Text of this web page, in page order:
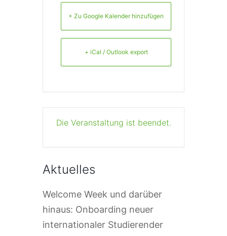
+ Zu Google Kalender hinzufügen
+ iCal / Outlook export
Die Veranstaltung ist beendet.
Aktuelles
Welcome Week und darüber
hinaus: Onboarding neuer
internationaler Studierender